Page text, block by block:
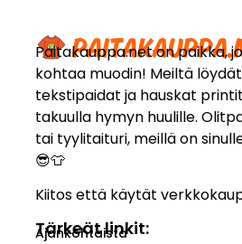
Paitakauppa.net on paikka,
kohtaa muodin! Meiltä
tekstipaidat ja hauskat
takuulla hymyn huulille.
tai tyylitaituri, meillä on
😎👕
Kiitos että käytät
Tärkeät linkit:
Ajankohtaista